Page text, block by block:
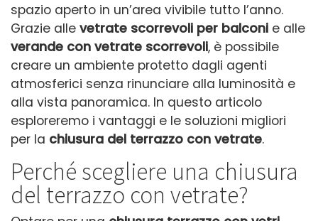
spazio aperto in un’area vivibile tutto l’anno.
Grazie alle vetrate scorrevoli per balconi e alle
verande con vetrate scorrevoli, è possibile
creare un ambiente protetto dagli agenti
atmosferici senza rinunciare alla luminosità e
alla vista panoramica. In questo articolo
esploreremo i vantaggi e le soluzioni migliori
per la chiusura del terrazzo con vetrate.
Perché scegliere una chiusura
del terrazzo con vetrate?